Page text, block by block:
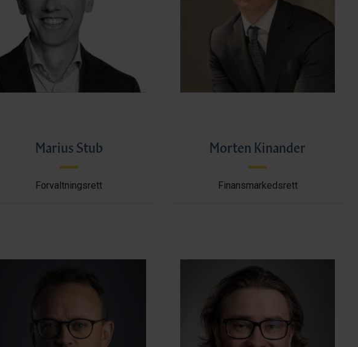
Marius Stub
Forvaltningsrett
Morten Kinander
Finansmarkedsrett